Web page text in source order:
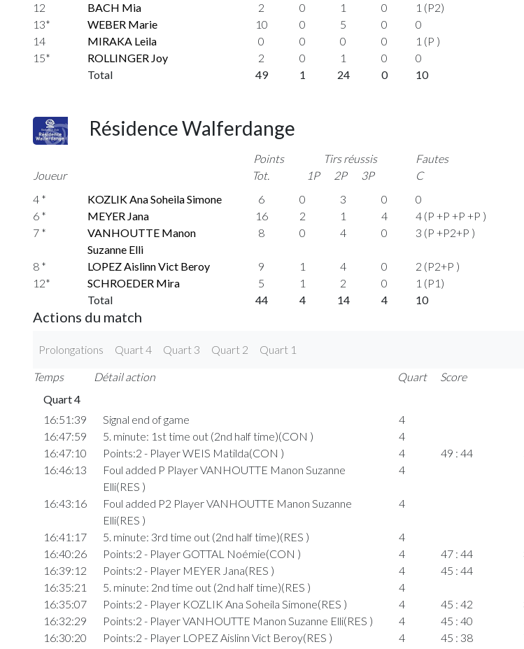
12
BACH Mia 2 0 1 0
1 (P2)
13*
WEBER Marie 10 0 5 0
0
14
MIRAKA Leila 0 0 0 0
1 (P )
15*
ROLLINGER Joy 2 0 1 0
0
Total
49 1 24 0 10
Résidence Walferdange
Joueur
Points
Tot.
Tirs réussis
1P
2P 3P
Fautes
C
4 *
KOZLIK Ana Soheila Simone 6 0 3 0
0
6 *
MEYER Jana 16 2 1 4
4 (P +P +P +P )
7 *
VANHOUTTE Manon
Suzanne Elli
8 0 4 0 3 (P +P2+P )
8 * LOPEZ Aislinn Vict Beroy 9 1 4 0
2 (P2+P )
12*
SCHROEDER Mira 5 1 2 0
1 (P1)
Total
44 4 14 4 10
Actions du match
Prolongations Quart 4 Quart 3 Quart 2 Quart 1
Temps Détail action Quart Score
Quart 4
16:51:39
Signal end of game
4
16:47:59
5. minute: 1st time out (2nd half time)(CON )
4
16:47:10
Points:2 - Player WEIS Matilda(CON ) 4 49 : 44
16:46:13
Foul added P Player VANHOUTTE Manon Suzanne
Elli(RES )
4
16:43:16
Foul added P2 Player VANHOUTTE Manon Suzanne
Elli(RES )
4
16:41:17 5. minute: 3rd time out (2nd half time)(RES )
4
16:40:26
Points:2 - Player GOTTAL Noémie(CON ) 4 47 : 44
16:39:12
Points:2 - Player MEYER Jana(RES ) 4 45 : 44
16:35:21
5. minute: 2nd time out (2nd half time)(RES )
4
16:35:07
Points:2 - Player KOZLIK Ana Soheila Simone(RES ) 4 45 : 42
16:32:29
Points:2 - Player VANHOUTTE Manon Suzanne Elli(RES ) 4 45 : 40
16:30:20
Points:2 - Player LOPEZ Aislinn Vict Beroy(RES ) 4 45 : 38